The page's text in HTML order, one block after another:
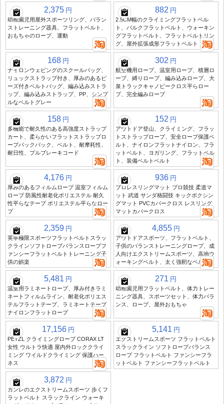
2,375 円
幼稚園児用屋外スポーツリング、バラン
ストレーニング器具、フラットベルト、
おもちゃのロープ、運動
882 円
2.5CM幅のクライミングフラットベル
ト、バルクフラットベルト、ウォーキン
グフラットベルト、フラットベルトリン
グ、屋外拡張成形フラットベルト
168 円
ナイロンウェビングのスクールバッグ、
リュックストラップ付き、厚みのあるビ
ーズ付きベルトバッグ、編み込みストラ
ップ、編み込みストラップ、PP、シンプ
ルなベルトグレー
302 円
航空機用ロープ、温室用ロープ、積層ロ
ープ、縛りロープ、編み込みロープ、大
泉トラックキャノピークロス平らロー
プ、完全編みロープ
158 円
多機能で耐久性のある高強度ストラップ
カート、柔らかいフラットストラップロ
ープバックパック、ベルト、耐摩耗性、
耐日性、プルブレーキコード
152 円
アウトドア登山、クライミング、フラッ
トストラップロープ、安全ロープ保護ベ
ルト、ナイロンフラットナイロン、フラ
ットベルト、ヨガリング、フラットベル
ト、装備ベルトベルト
4,176 円
厚みのあるフィルムロープ 温室フィルム
ロープ 防風性耐老化ポリエステル 耐久
性平らなテープ ポリエステル平らなロー
プ
936 円
プロレスリングマット プロ競技 柔道マ
ット 武道 サンダ格闘技 キックボクシン
グマット PVCカバークロス レスリング
マットカバークロス
2,359 円
英寧極限スポーツフラットベルトスラッ
クラインソフトロープバランスロープフ
ァンシーフラットベルトトレーニング子
供の娯楽
4,855 円
アウトドアスポーツ、フラットベルト、
子供のバランストレーニングロープ、成
人向けエクストリームスポーツ、高地ウ
ォーキングベルト、太く強靭なベルト
5,481 円
温室用ラミネートロープ、厚み付きラミ
ネートフィルムライン、耐老化ポリエス
テルフラットテープ、ラミネートテープ
ナイロンフラットロープ
271 円
幼稚園児用フラットベルト、体力トレー
ニング器具、スポーツセット、体力バラ
ンス、ロープ、屋外おもちゃ
17,156 円
PETZL クライミングロープ CORAX LT
女性 ウルトラ快適 屋内外ロッククライ
ミング ワイルドクライミング 保護ハー
ネス
5,141 円
エクストリームスポーツ フラットベルト
スラックライン ソフトロープバランス
ロープ フラットベルト ファンシーフラ
ットベルト ファンシーフラットベルト
3,872 円
カンレのエクストリームスポーツ 歩くフ
ラットベルト スラックライン ウォーキ